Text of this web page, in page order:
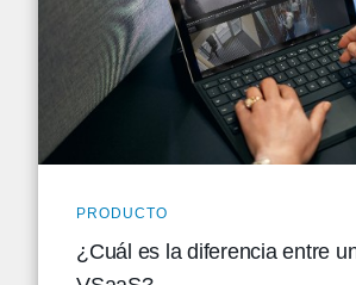
PRODUCTO
¿Cuál es la diferencia entre